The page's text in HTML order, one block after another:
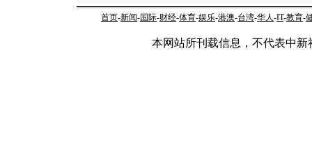
首页-新闻-国际-财经-体育-娱乐-港澳-台湾-华人-IT-教育-
本网站所刊载信息，不代表中